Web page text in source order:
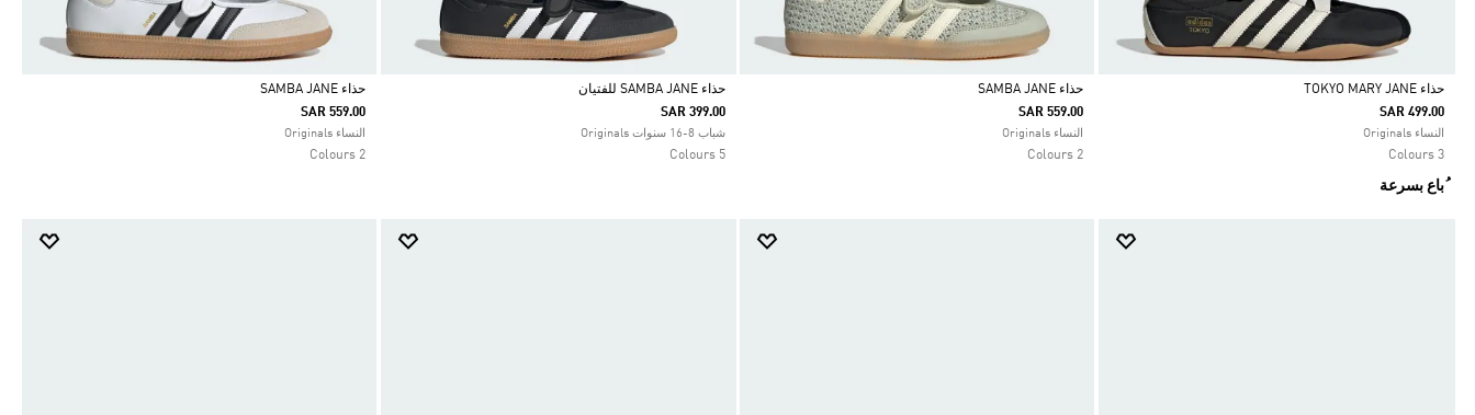
Selected
حذاء TOKYO MARY JANE
SAR 499.00
النساء Originals
3 Colours
ُباع بسرعة
Selected
حذاء SAMBA JANE
SAR 559.00
النساء Originals
2 Colours
Selected
حذاء SAMBA JANE للفتيان
SAR 399.00
شباب 8-16 سنوات Originals
5 Colours
Selected
حذاء SAMBA JANE
SAR 559.00
النساء Originals
2 Colours